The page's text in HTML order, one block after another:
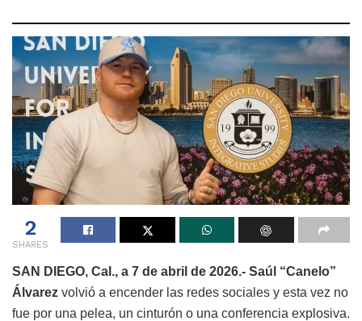
2
SHARES
SAN DIEGO, Cal., a 7 de abril de 2026.- Saúl “Canelo”
Álvarez volvió a encender las redes sociales y esta vez no
fue por una pelea, un cinturón o una conferencia explosiva.